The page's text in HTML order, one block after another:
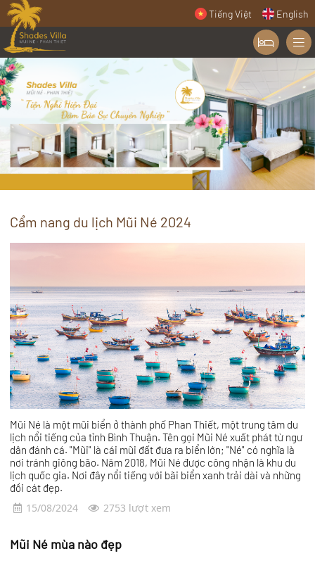
Tiếng Việt English
Cẩm nang du lịch Mũi Né 2024
Mũi Né là một mũi biển ở thành phố Phan Thiết, một trung tâm du
lịch nổi tiếng của tỉnh Bình Thuận. Tên gọi Mũi Né xuất phát từ ngư
dân đánh cá. "Mũi" là cái mũi đất đưa ra biển lớn; "Né" có nghĩa là
nơi tránh giông bão. Năm 2018, Mũi Né được công nhận là khu du
lịch quốc gia. Nơi đây nổi tiếng với bãi biển xanh trải dài và những
đồi cát đẹp.
15/08/2024 2753 lượt xem
Mũi Né mùa nào đẹp